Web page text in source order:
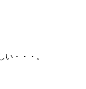
・・・。